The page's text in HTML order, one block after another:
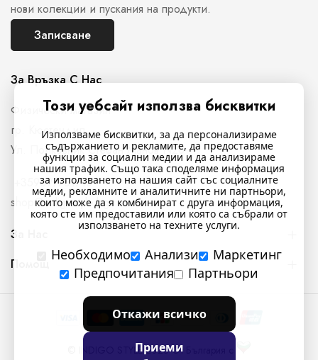
За Връзка С Нас
Физически магазин
гр. Кюстендил,
Ул. Полковник Стефан Манов N26
+359897761716
shop@indigostyle.bg
За Нас
Помощ
нови колекции и пускания на продукти.
Записване
© INDIGO STYLE 2025 От България с
Този уебсайт използва бисквитки
Използваме бисквитки, за да персонализираме
съдържанието и рекламите, да предоставяме
функции за социални медии и да анализираме
нашия трафик. Също така споделяме информация
за използването на нашия сайт със социалните
медии, рекламните и аналитичните ни партньори,
които може да я комбинират с друга информация,
която сте им предоставили или която са събрали от
използването на техните услуги.
Необходимо Анализи
Маркетинг
Предпочитания
Партньори
Откажи всичко
Приеми